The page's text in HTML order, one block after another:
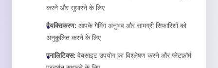
करने और सुधारने के लिए
वैयक्तिकरण: आपके गेमिंग अनुभव और सामग्री सिफारिशों को
अनुकूलित करने के लिए
एनालिटिक्स: वेबसाइट उपयोग का विश्लेषण करने और प्लेटफ़ॉर्म